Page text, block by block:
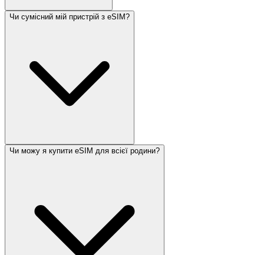
Чи сумісний мій пристрій з eSIM?
Чи можу я купити eSIM для всієї родини?